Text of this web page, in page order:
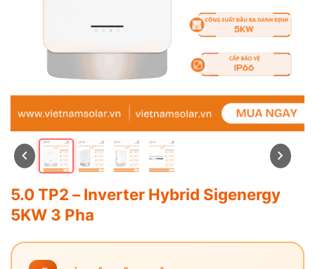
5.0 TP2 – Inverter Hybrid Sigenergy
5KW 3 Pha